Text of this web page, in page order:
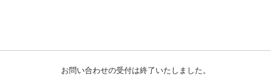
お問い合わせの受付は終了いたしました。